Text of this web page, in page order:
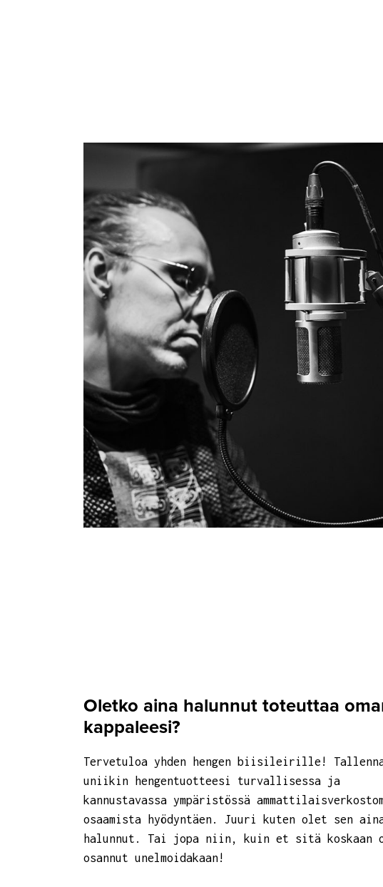
Oletko aina halunnut toteuttaa
kappaleesi?
Tervetuloa yhden hengen biisileirille!
uniikin hengentuotteesi turvallisessa ja
kannustavassa ympäristössä
osaamista hyödyntäen. Juuri kuten olet sen
halunnut. Tai jopa niin, kuin et sitä koskaan
osannut unelmoidakaan!